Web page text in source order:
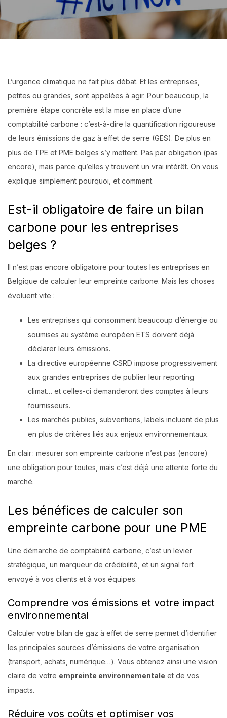
L’urgence climatique ne fait plus débat. Et les entreprises,
petites ou grandes, sont appelées à agir. Pour beaucoup, la
première étape concrète est la mise en place d’une
comptabilité carbone : c’est-à-dire la quantification rigoureuse
de leurs émissions de gaz à effet de serre (GES). De plus en
plus de TPE et PME belges s’y mettent. Pas par obligation (pas
encore), mais parce qu’elles y trouvent un vrai intérêt. On vous
explique simplement pourquoi, et comment.
Est-il obligatoire de faire un bilan
carbone pour les entreprises
belges ?
Il n’est pas encore obligatoire pour toutes les entreprises en
Belgique de calculer leur empreinte carbone. Mais les choses
évoluent vite :
Les entreprises qui consomment beaucoup d’énergie ou
soumises au système européen ETS doivent déjà
déclarer leurs émissions.
La directive européenne CSRD impose progressivement
aux grandes entreprises de publier leur reporting
climat… et celles-ci demanderont des comptes à leurs
fournisseurs.
Les marchés publics, subventions, labels incluent de plus
en plus de critères liés aux enjeux environnementaux.
En clair : mesurer son empreinte carbone n’est pas (encore)
une obligation pour toutes, mais c’est déjà une attente forte du
marché.
Les bénéfices de calculer son
empreinte carbone pour une PME
Une démarche de comptabilité carbone, c’est un levier
stratégique, un marqueur de crédibilité, et un signal fort
envoyé à vos clients et à vos équipes.
Comprendre vos émissions et votre impact
environnemental
Calculer votre bilan de gaz à effet de serre permet d’identifier
les principales sources d’émissions de votre organisation
(transport, achats, numérique…). Vous obtenez ainsi une vision
claire de votre empreinte environnementale et de vos
impacts.
Réduire vos coûts et optimiser vos